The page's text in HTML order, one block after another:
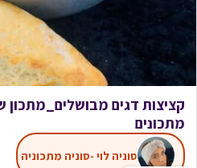
קציצות דגים מבושלים_מתכון
מתכונים
סוניה לוי -סוניה מתכוניה